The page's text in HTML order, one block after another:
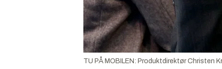
TU PÅ MOBILEN: Produktdirektør Christen